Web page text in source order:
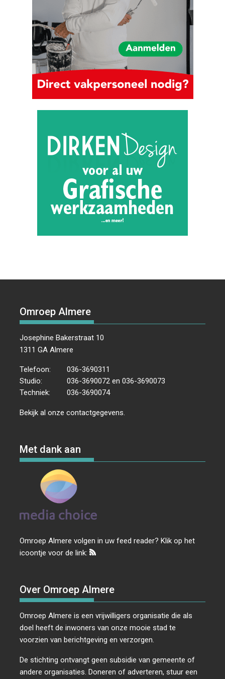
Omroep Almere
Josephine Bakerstraat 10
1311 GA Almere
Telefoon:
036-3690311
Studio:
036-3690072 en 036-3690073
Techniek:
036-3690074
Bekijk al onzecontactgegevens
Met dank aan
Omroep Almere volgen in uw feed reader? Klik op het
icoontje voor de link:
Over Omroep Almere
Omroep Almere is een vrijwilligers organisatie die als
doel heeft de inwoners van onze mooie stad te
voorzien van berichtgeving en verzorgen.
De stichting ontvangt geen subsidie van gemeente of
andere organisaties. Doneren of adverteren, stuur een